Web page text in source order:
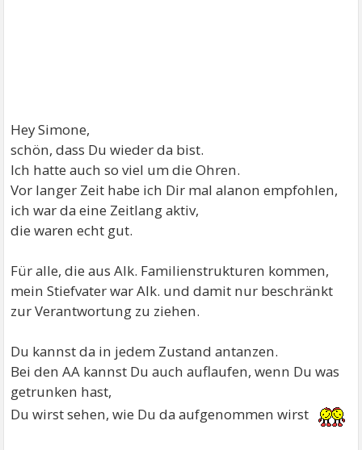
Hey Simone,
schön, dass Du wieder da bist.
Ich hatte auch so viel um die Ohren.
Vor langer Zeit habe ich Dir mal alanon empfohlen,
ich war da eine Zeitlang aktiv,
die waren echt gut.
Für alle, die aus Alk. Familienstrukturen kommen,
mein Stiefvater war Alk. und damit nur beschränkt
zur Verantwortung zu ziehen.
Du kannst da in jedem Zustand antanzen.
Bei den AA kannst Du auch auflaufen, wenn Du was
getrunken hast,
Du wirst sehen, wie Du da aufgenommen wirst